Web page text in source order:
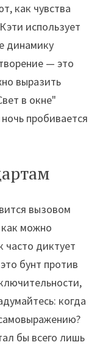
как чувства
использует
динамику
— это
выразить
в окне"
пробивается
вызовом
можно
часто диктует
бунт против
когда
бы всего лишь